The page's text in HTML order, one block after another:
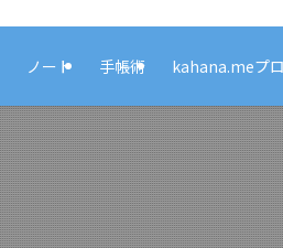
ノート 手帳術 kahana.meプ